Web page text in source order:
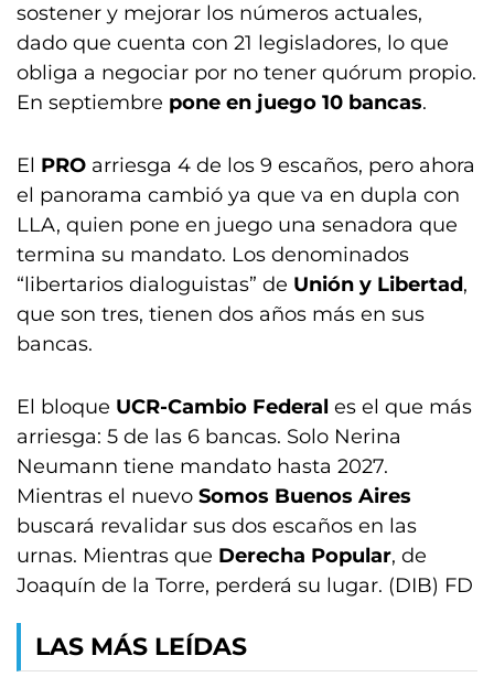
sostener y mejorar los números actuales,
dado que cuenta con 21 legisladores, lo que
obliga a negociar por no tener quórum propio.
En septiembre pone en juego 10 bancas.
El PRO arriesga 4 de los 9 escaños, pero ahora
el panorama cambió ya que va en dupla con
LLA, quien pone en juego una senadora que
termina su mandato. Los denominados
“libertarios dialoguistas” de Unión y Libertad,
que son tres, tienen dos años más en sus
bancas.
El bloque UCR-Cambio Federal es el que más
arriesga: 5 de las 6 bancas. Solo Nerina
Neumann tiene mandato hasta 2027.
Mientras el nuevo Somos Buenos Aires
buscará revalidar sus dos escaños en las
urnas. Mientras que Derecha Popular, de
Joaquín de la Torre, perderá su lugar. (DIB) FD
LAS MÁS LEÍDAS